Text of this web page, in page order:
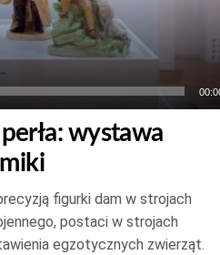
wystawa
figurki dam w strojach
postaci w strojach
egzotycznych zwierząt.